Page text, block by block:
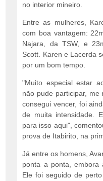
no interior mineiro.
Entre as mulheres,
com boa vantagem:
Najara, da TSW, e
Scott. Karen e Lacerda
por um bom tempo.
"Muito especial estar
não pude participar, me
consegui vencer, foi
de muita intensidade.
para isso aqui",
prova de Itabirito, na
Já entre os homens,
ponta a ponta, embora
Ele foi seguido de